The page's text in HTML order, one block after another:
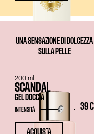
UNA SENSAZIONE DI DOLCEZZA
SULLA PELLE
SCANDAL
GEL DOCCIA
39 €
INTENSITÀ
200 ml
ACQUISTA